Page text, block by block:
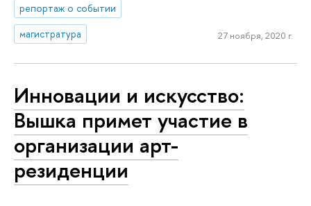
репортаж о событии
магистратура
27 ноября, 2020 г.
Инновации и искусство:
Вышка примет участие в
организации арт-
резиденции